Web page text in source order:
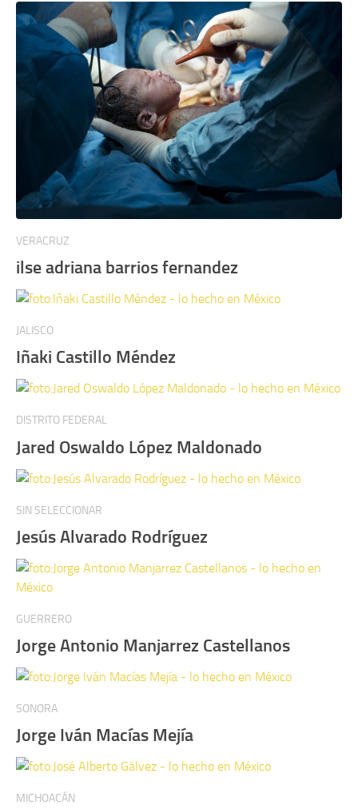
VERACRUZ
ilse adriana barrios fernandez
JALISCO
Iñaki Castillo Méndez
DISTRITO FEDERAL
Jared Oswaldo López Maldonado
SIN SELECCIONAR
Jesús Alvarado Rodríguez
GUERRERO
Jorge Antonio Manjarrez Castellanos
SONORA
Jorge Iván Macías Mejía
MICHOACÁN